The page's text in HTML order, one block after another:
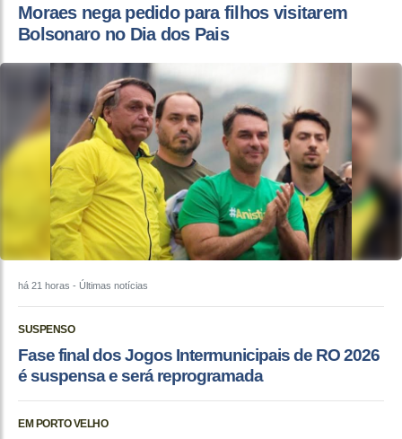
Moraes nega pedido para filhos visitarem
Bolsonaro no Dia dos Pais
há 21 horas - Últimas notícias
SUSPENSO
Fase final dos Jogos Intermunicipais de RO 2026
é suspensa e será reprogramada
EM PORTO VELHO